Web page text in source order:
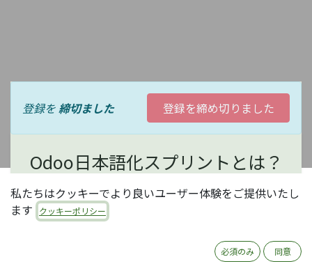
登録を 締切ました 登録を締め切りました
Odoo日本語化スプリントとは？
オープンソースERP Odooの日本語化は、現状コミュ
ニティ有志の活動に依存しています。コミュニティ活
は、日本のほとんどのOdooユーザがメリットを享受
できる、大変有意義な活動で、誰でも参加可能です。
私たちはクッキーでより良いユーザー体験をご提供いたし
ます
クッキーポリシー
必須のみ 同意